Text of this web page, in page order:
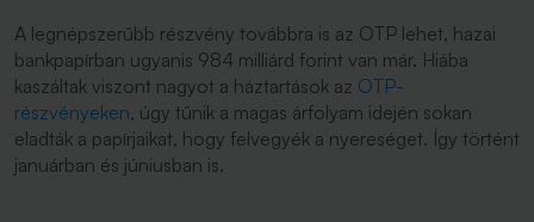
A legnépszerűbb részvény továbbra is az OTP lehet, hazai
bankpapírban ugyanis 984 milliárd forint van már. Hiába
kaszáltak viszont nagyot a háztartások az OTP-
részvényeken, úgy tűnik a magas árfolyam idején sokan
eladták a papírjaikat, hogy felvegyék a nyereséget. Így történt
januárban és júniusban is.